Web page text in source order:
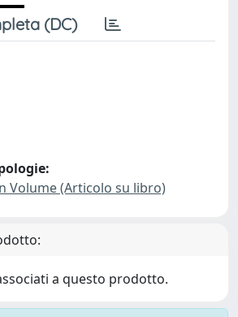
(DC)
Volume (Articolo su libro)
a questo prodotto.